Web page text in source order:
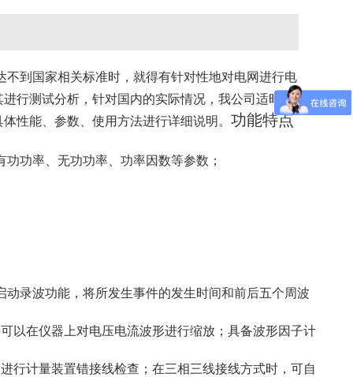
不到国家相关标准时，就得有针对性地对电网进行电
行测试分析，针对国内的实际情况，我公司适时开
性能、参数、使用方法进行详细说明。 功能特点
功功率、 无功功率、 功率因数等参数 ；
录波功能，将所发生事件的发生时间和前后五个周波
以在仪器上对电压电流波形进行缩放；具备波形因子计
行计量装置错接线检查；在三相三线接线方式时，可自